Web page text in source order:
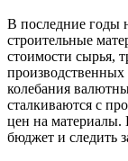
В последние годы
строительные
стоимости сырья,
колебания
сталкиваются с
цен на материалы.
бюджет и следить